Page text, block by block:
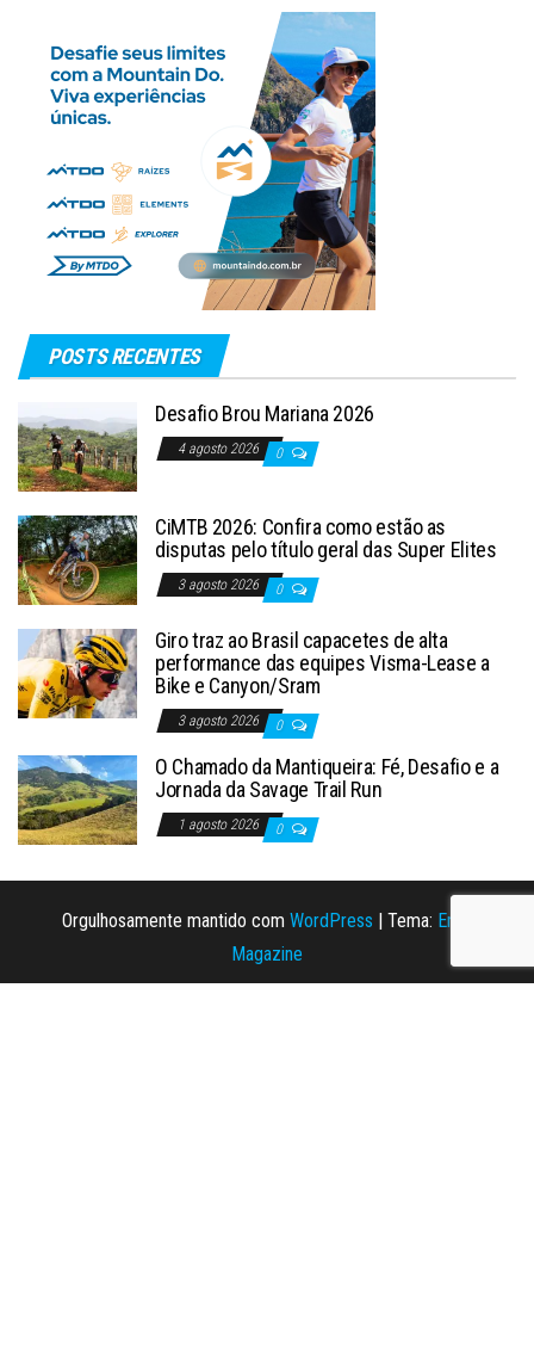
posts
POSTS RECENTES
Desafio Brou Mariana 2026
4 agosto 2026 0
CiMTB 2026: Confira como estão as
disputas pelo título geral das Super Elites
3 agosto 2026 0
Giro traz ao Brasil capacetes de alta
performance das equipes Visma-Lease a
Bike e Canyon/Sram
3 agosto 2026 0
O Chamado da Mantiqueira: Fé, Desafio e a
Jornada da Savage Trail Run
1 agosto 2026 0
Orgulhosamente mantido com WordPress | Tema: Envo
Magazine